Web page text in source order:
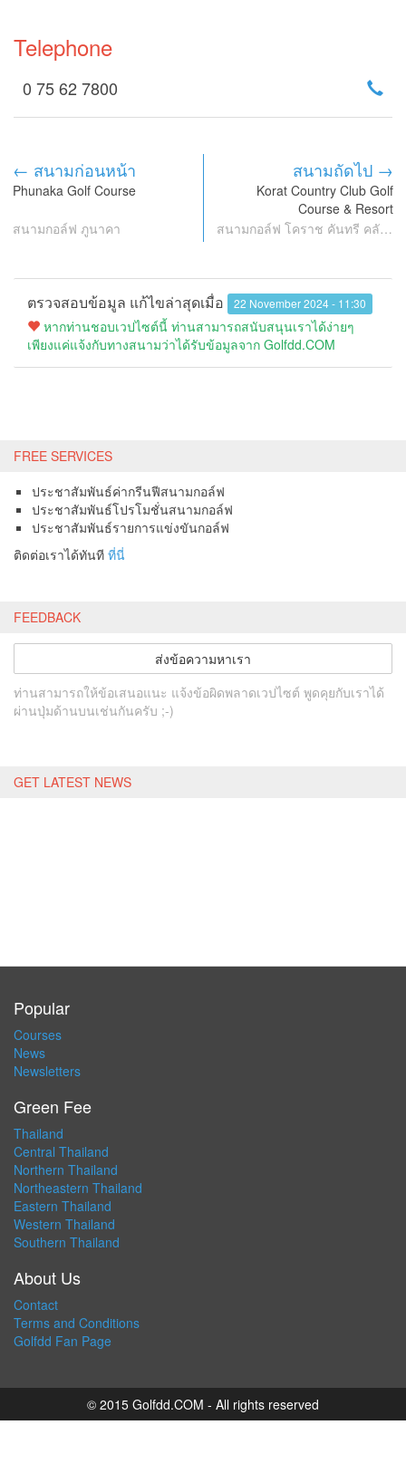
Telephone
0 75 62 7800
← สนามก่อนหน้า
Phunaka Golf Course
สนามกอล์ฟ ภูนาคา
สนามถัดไป →
Korat Country Club Golf
Course & Resort
สนามกอล์ฟ โคราช คันทรี คลับ กอล์ฟ คอร์ส แอนด์ รีสอร์ท
ตรวจสอบข้อมูล แก้ไขล่าสุดเมื่อ 22 November 2024 - 11:30
หากท่านชอบเวปไซต์นี้ ท่านสามารถสนับสนุนเราได้ง่ายๆ
เพียงแค่แจ้งกับทางสนามว่าได้รับข้อมูลจาก Golfdd.COM
FREE SERVICES
ประชาสัมพันธ์ค่ากรีนฟีสนามกอล์ฟ
ประชาสัมพันธ์โปรโมชั่นสนามกอล์ฟ
ประชาสัมพันธ์รายการแข่งขันกอล์ฟ
ติดต่อเราได้ทันที ที่นี่
FEEDBACK
ส่งข้อความหาเรา
ท่านสามารถให้ข้อเสนอแนะ แจ้งข้อผิดพลาดเวปไซต์ พูดคุยกับเราได้
ผ่านปุ่มด้านบนเช่นกันครับ ;-)
GET LATEST NEWS
Popular
Courses
News
Newsletters
Green Fee
Thailand
Central Thailand
Northern Thailand
Northeastern Thailand
Eastern Thailand
Western Thailand
Southern Thailand
About Us
Contact
Terms and Conditions
Golfdd Fan Page
© 2015 Golfdd.COM - All rights reserved